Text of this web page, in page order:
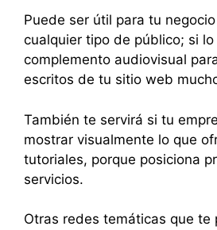
Puede ser útil para tu
cualquier tipo de público; si
complemento audiovisual
escritos de tu sitio web
También te servirá si tu
mostrar visualmente lo que
tutoriales, porque posiciona
servicios.
Otras redes temáticas que te